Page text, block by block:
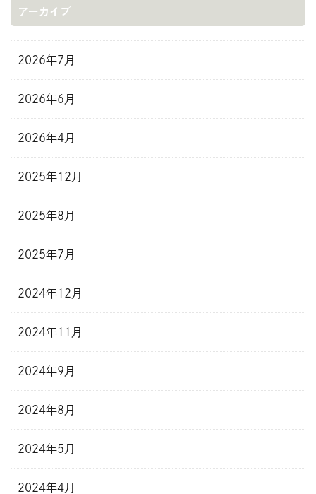
アーカイブ
2026年7月
2026年6月
2026年4月
2025年12月
2025年8月
2025年7月
2024年12月
2024年11月
2024年9月
2024年8月
2024年5月
2024年4月